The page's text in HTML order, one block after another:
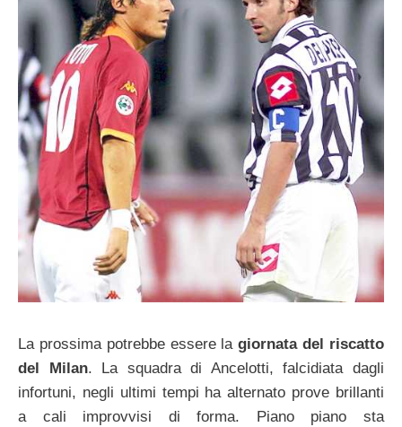
La prossima potrebbe essere lagiornata del riscatto
del Milan. La squadra di Ancelotti, falcidiata dagli
infortuni, negli ultimi tempi ha alternato prove brillanti
a cali improvvisi di forma. Piano piano sta